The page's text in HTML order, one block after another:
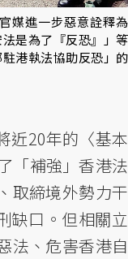
媒進一步惡意詮釋為
是為了『反恐』」等
港執法協助反恐」的
近20年的〈基本
「補強」香港法
取締境外勢力干
缺口。但相關立
法、危害香港自